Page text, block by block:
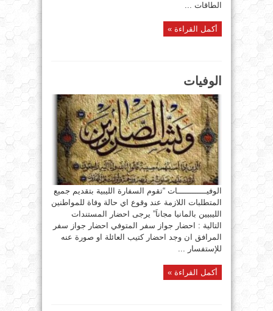
الطاقات ...
أكمل القراءة »
الوفيات
الوفيــــــــــــات “تقوم السفارة الليبية بتقديم جميع
المتطلبات اللازمة عند وقوع اي حالة وفاة للمواطنين
الليبيين بالمانيا مجاناَ” يرجى احضار المستندات
التالية : احضار جواز سفر المتوفي احضار جواز سفر
المرافق ان وجد احضار كتيب العائلة او صورة عنه
للإستفسار ...
أكمل القراءة »